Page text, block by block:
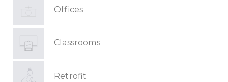
Offices
Classrooms
Retrofit